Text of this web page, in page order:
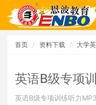
首页 资料下载 大学
英语B级专项
英语B级专项训练听力MP3